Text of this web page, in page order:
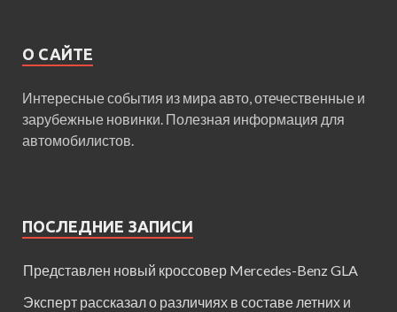
О САЙТЕ
Интересные события из мира авто, отечественные и
зарубежные новинки. Полезная информация для
автомобилистов.
ПОСЛЕДНИЕ ЗАПИСИ
Представлен новый кроссовер Mercedes-Benz GLA
Эксперт рассказал о различиях в составе летних и